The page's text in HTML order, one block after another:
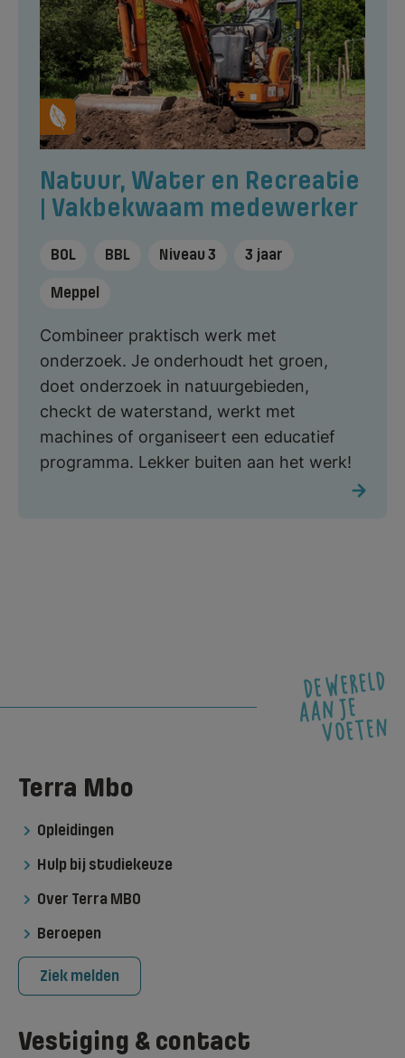
Natuur, Water en Recreatie
| Vakbekwaam medewerker
BOL BBL Niveau 3 3 jaar
Meppel
Combineer praktisch werk met
onderzoek. Je onderhoudt het groen,
doet onderzoek in natuurgebieden,
checkt de waterstand, werkt met
machines of organiseert een educatief
programma. Lekker buiten aan het werk!
Terra Mbo
Opleidingen
Hulp bij studiekeuze
Over Terra MBO
Beroepen
Ziek melden
Vestiging & contact